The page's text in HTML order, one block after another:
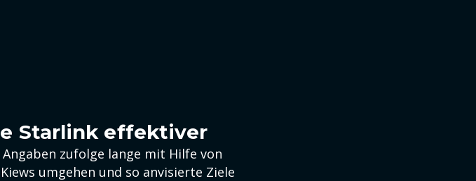
Starlink effektiver
zufolge lange mit Hilfe von
umgehen und so anvisierte Ziele